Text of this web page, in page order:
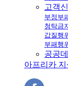
고객
부정부
청탁금
갑질행
부패행
공공
아프리카 지